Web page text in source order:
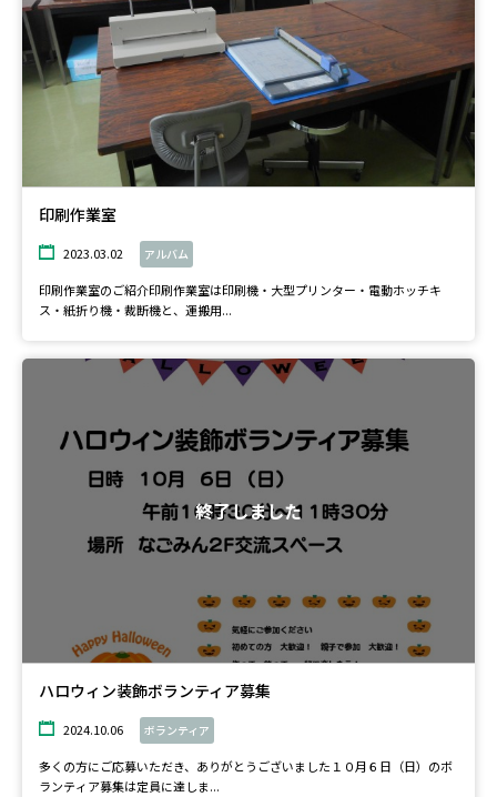
印刷作業室
2023.03.02 アルバム
印刷作業室のご紹介印刷作業室は印刷機・大型プリンター・電動ホッチキ
ス・紙折り機・裁断機と、運搬用...
終了しました
ハロウィン装飾ボランティア募集
2024.10.06 ボランティア
多くの方にご応募いただき、ありがとうございました１０月６日（日）のボ
ランティア募集は定員に達しま...